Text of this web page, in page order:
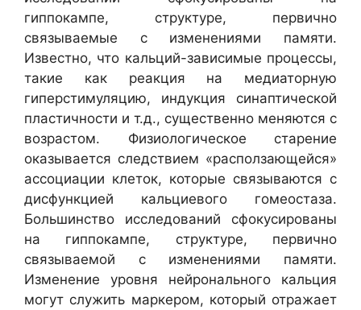
гиппокампе, структуре, первично
связываемые с изменениями памяти.
Известно, что кальций-зависимые процессы,
такие как реакция на медиаторную
гиперстимуляцию, индукция синаптической
пластичности и т.д., существенно меняются с
возрастом. Физиологическое старение
оказывается следствием «расползающейся»
ассоциации клеток, которые связываются с
дисфункцией кальциевого гомеостаза.
Большинство исследований сфокусированы
на гиппокампе, структуре, первично
связываемой с изменениями памяти.
Изменение уровня нейронального кальция
могут служить маркером, который отражает